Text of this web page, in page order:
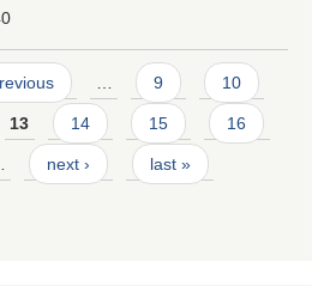
… 9 10
13 14 15 16
next › last »